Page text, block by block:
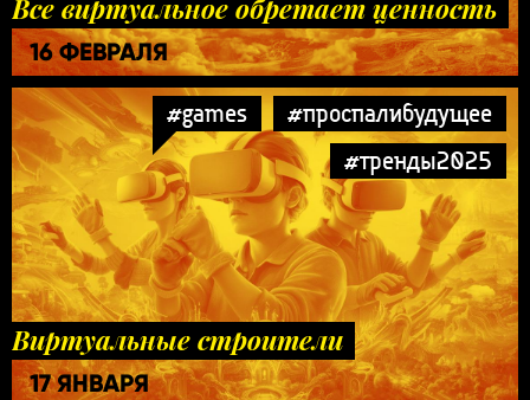
Все виртуальное обретает ценность
16 ФЕВРАЛЯ
#games
#проспалибудущее
#тренды2025
Виртуальные строители
17 ЯНВАРЯ